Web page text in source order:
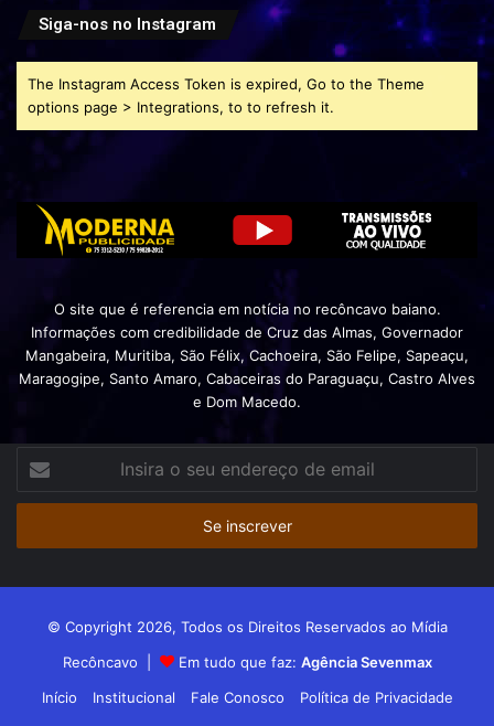
Siga-nos no Instagram
The Instagram Access Token is expired, Go to the Theme
options page > Integrations, to to refresh it.
O site que é referencia em notícia no recôncavo baiano.
Informações com credibilidade de Cruz das Almas, Governador
Mangabeira, Muritiba, São Félix, Cachoeira, São Felipe, Sapeaçu,
Maragogipe, Santo Amaro, Cabaceiras do Paraguaçu, Castro Alves
e Dom Macedo.
seu
de
© Copyright 2026, Todos os Direitos Reservados ao Mídia
Recôncavo |
Em tudo que faz: Agência Sevenmax
Início
Institucional Fale Conosco Política de Privacidade